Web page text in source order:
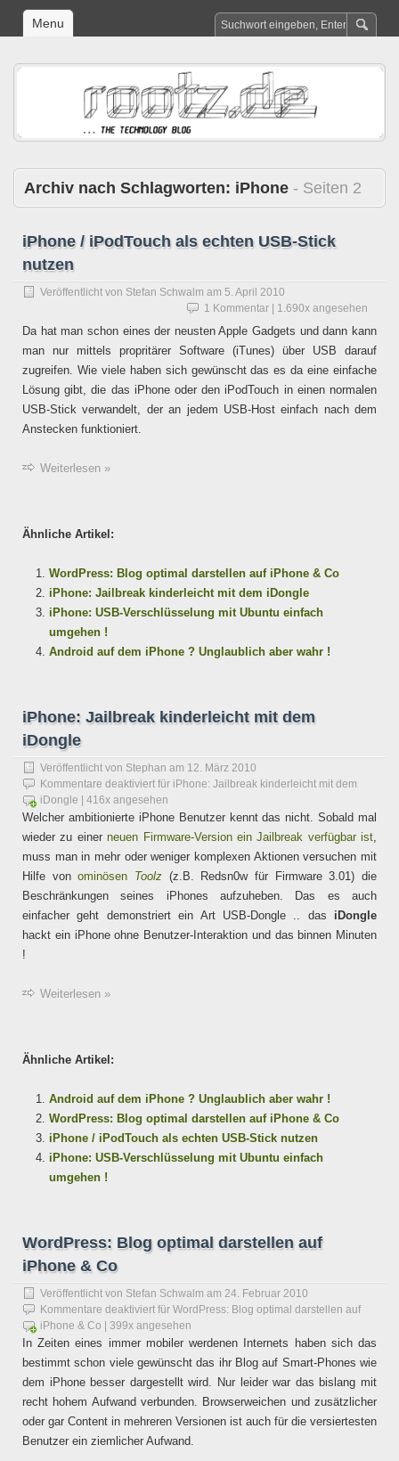
Menu
Archiv nach Schlagworten: iPhone - Seiten 2
iPhone / iPodTouch als echten USB-Stick
nutzen
Veröffentlicht von Stefan Schwalm am 5. April 2010
1 Kommentar | 1.690x angesehen
Da hat man schon eines der neusten Apple Gadgets und dann kann
man nur mittels propritärer Software (iTunes) über USB darauf
zugreifen. Wie viele haben sich gewünscht das es da eine einfache
Lösung gibt, die das iPhone oder den iPodTouch in einen normalen
USB-Stick verwandelt, der an jedem USB-Host einfach nach dem
Anstecken funktioniert.
Weiterlesen »
Ähnliche Artikel:
WordPress: Blog optimal darstellen auf iPhone & Co
iPhone: Jailbreak kinderleicht mit dem iDongle
iPhone: USB-Verschlüsselung mit Ubuntu einfach
umgehen !
Android auf dem iPhone ? Unglaublich aber wahr !
iPhone: Jailbreak kinderleicht mit dem
iDongle
Veröffentlicht von Stephan am 12. März 2010
Kommentare deaktiviert für iPhone: Jailbreak kinderleicht mit dem
iDongle | 416x angesehen
Welcher ambitionierte iPhone Benutzer kennt das nicht. Sobald mal
wieder zu einerneuen Firmware-Version ein Jailbreak verfügbar ist
muss man in mehr oder weniger komplexen Aktionen versuchen mit
Hilfe vonominösen Toolz (z.B. Redsn0w für Firmware 3.01) die
Beschränkungen seines iPhones aufzuheben. Das es auch
einfacher geht demonstriert ein Art USB-Dongle .. das iDongle
hackt ein iPhone ohne Benutzer-Interaktion und das binnen Minuten
!
Weiterlesen »
Ähnliche Artikel:
Android auf dem iPhone ? Unglaublich aber wahr !
WordPress: Blog optimal darstellen auf iPhone & Co
iPhone / iPodTouch als echten USB-Stick nutzen
iPhone: USB-Verschlüsselung mit Ubuntu einfach
umgehen !
WordPress: Blog optimal darstellen auf
iPhone & Co
Veröffentlicht von Stefan Schwalm am 24. Februar 2010
Kommentare deaktiviert für WordPress: Blog optimal darstellen auf
iPhone & Co | 399x angesehen
In Zeiten eines immer mobiler werdenen Internets haben sich das
bestimmt schon viele gewünscht das ihr Blog auf Smart-Phones wie
dem iPhone besser dargestellt wird. Nur leider war das bislang mit
recht hohem Aufwand verbunden. Browserweichen und zusätzlicher
oder gar Content in mehreren Versionen ist auch für die versiertesten
Benutzer ein ziemlicher Aufwand.